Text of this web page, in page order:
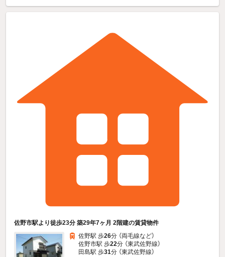
佐野市駅より徒歩23分 築29年7ヶ月 2階建の賃貸物件
佐野駅 歩26分 （両毛線など）
佐野市駅 歩22分 （東武佐野線）
田島駅 歩31分 （東武佐野線）